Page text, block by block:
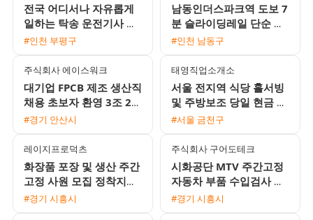
전국 어디서나 자유롭게
일하는 탁송 운전기사 모
집 / 월 450만원 수준 / 초
#인천 부평구
남동인더스파크역 도보 7
분 슬라이딩레일 단순 생
산직 남녀 모집 냉난방 완
#인천 남동구
주식회사 에이스워크
대기업 FPCB 제조 생산직
채용 초보자 환영 3조 2교
대 및 통근버스 운행
#경기 안산시
태영직업소개소
서울 전지역 식당 홀서빙
및 주방보조 당일 현금 지
급 채용
#서울 금천구
레이지프로덕츠
화장품 포장 및 생산 주간
고정 사원 모집 정착지원
금 지급
#경기 시흥시
주식회사 구어도테크
시화공단 MTV 주간고정
자동차 부품 수입검사 여
성 사원 모집 주급 가능
#경기 시흥시